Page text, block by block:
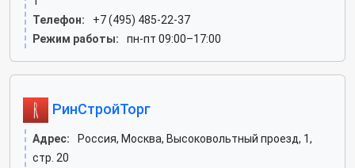
Телефон:
+7 (495) 485-22-37
Режим работы:
пн-пт 09:00–17:00
РинСтройТорг
Адрес:
Россия, Москва, Высоковольтный проезд, 1,
стр. 20